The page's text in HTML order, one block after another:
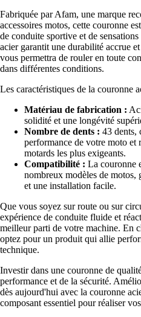
Fabriquée par Afam, une marque
accessoires motos, cette couronne
de conduite sportive et de
acier garantit une durabilité accrue
vous permettra de rouler en toute
dans différentes conditions.
Les caractéristiques de la couronne
Matériau de fabrication :
solidité et une longévité
Nombre de dents : 43 dents,
performance de votre moto et
motards les plus exigeants.
Compatibilité : La couronne
nombreux modèles de motos,
et une installation facile.
Que vous soyez sur route ou sur
expérience de conduite fluide et
meilleur parti de votre machine. En
optez pour un produit qui allie
technique.
Investir dans une couronne de
performance et de la sécurité.
dès aujourd'hui avec la couronne
composant essentiel pour réaliser